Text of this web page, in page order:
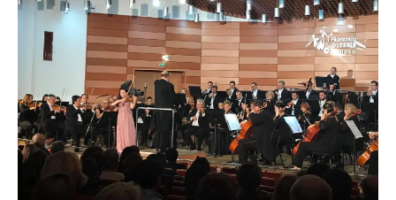
O poveste in care sexul se
confunda cu dragostea,
cinismul cu idealismul si
poezia cu umorul.